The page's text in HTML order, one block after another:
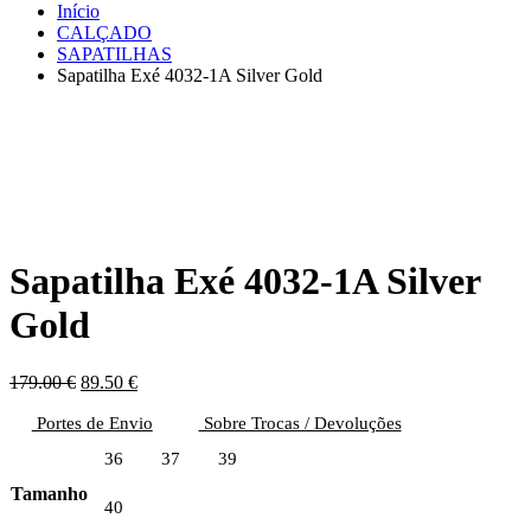
Início
CALÇADO
SAPATILHAS
Sapatilha Exé 4032-1A Silver Gold
Sapatilha Exé 4032-1A Silver
Gold
179.00€ O
original
179.00 €.
89.50 €O
atual
89.50 €.
Portes de Envio Sobre Trocas / Devoluções
Tamanho
36 37 39
40